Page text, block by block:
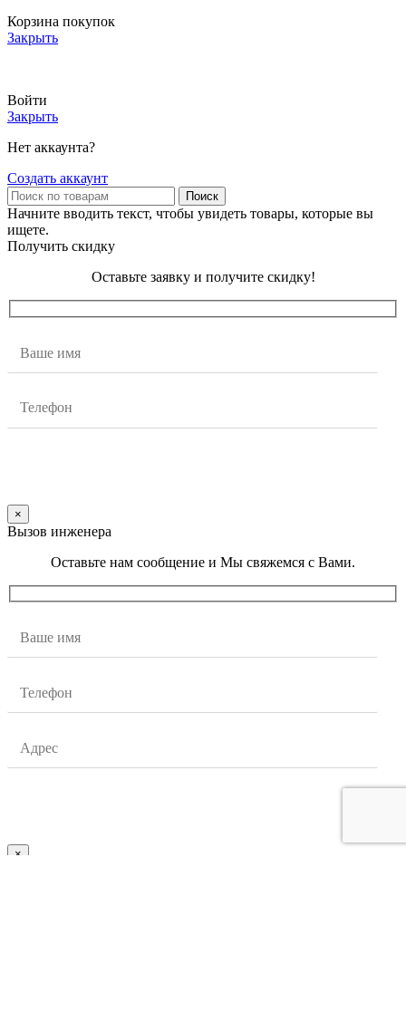
Корзина покупок
Закрыть
Войти
Закрыть
Нет аккаунта?
Создать аккаунт
Поиск
Начните вводить текст, чтобы увидеть товары, которые вы
ищете.
Получить скидку
Оставьте заявку и получите скидку!
×
Вызов инженера
Оставьте нам сообщение и Мы свяжемся с Вами.
×